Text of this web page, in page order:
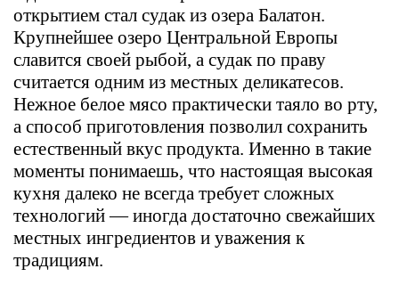
открытием стал судак из озера Балатон.
Крупнейшее озеро Центральной Европы
славится своей рыбой, а судак по праву
считается одним из местных деликатесов.
Нежное белое мясо практически таяло во рту,
а способ приготовления позволил сохранить
естественный вкус продукта. Именно в такие
моменты понимаешь, что настоящая высокая
кухня далеко не всегда требует сложных
технологий — иногда достаточно свежайших
местных ингредиентов и уважения к
традициям.